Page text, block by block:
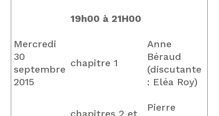
19h00 à 21H00
Mercredi
30
septembre
2015
chapitre 1
Anne
Béraud
(discutante
: Eléa Roy)
chapitres 2 et
Pierre